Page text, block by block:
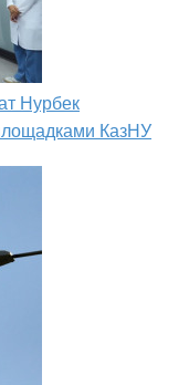
Нурбек
КазНУ